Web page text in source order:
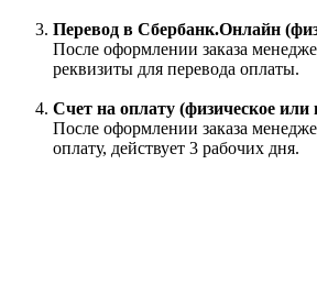
Перевод в Сбербанк.Онлайн
После оформлении заказа
реквизиты для перевода оплаты.
Счет на оплату (физическое
После оформлении заказа
оплату, действует 3 рабочих дня.